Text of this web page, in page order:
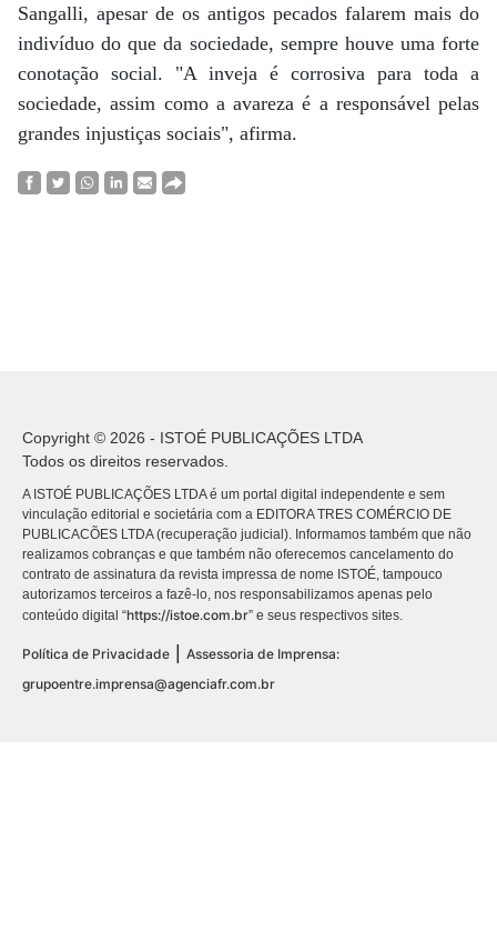
Sangalli, apesar de os antigos pecados falarem mais do
indivíduo do que da sociedade, sempre houve uma forte
conotação social. "A inveja é corrosiva para toda a
sociedade, assim como a avareza é a responsável pelas
grandes injustiças sociais", afirma.
Copyright © 2026 - ISTOÉ PUBLICAÇÕES LTDA
Todos os direitos reservados.
A ISTOÉ PUBLICAÇÕES LTDA é um portal digital independente e sem
vinculação editorial e societária com a EDITORA TRES COMÉRCIO DE
PUBLICACÕES LTDA (recuperação judicial). Informamos também que não
realizamos cobranças e que também não oferecemos cancelamento do
contrato de assinatura da revista impressa de nome ISTOÉ, tampouco
autorizamos terceiros a fazê-lo, nos responsabilizamos apenas pelo
conteúdo digital “https://istoe.com.br” e seus respectivos sites.
Política de Privacidade | Assessoria de Imprensa:
grupoentre.imprensa@agenciafr.com.br